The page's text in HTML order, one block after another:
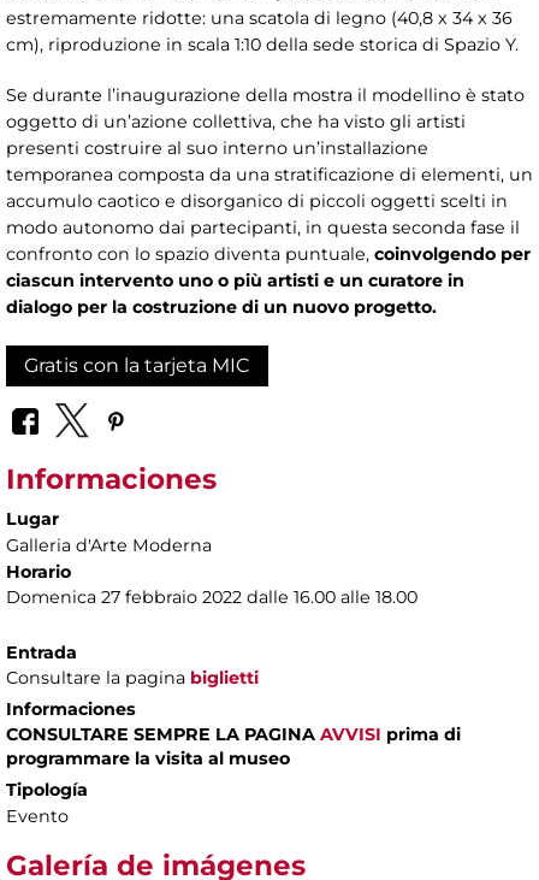
estremamente ridotte: una scatola di legno (40,8 x 34 x 36
cm), riproduzione in scala 1:10 della sede storica di Spazio Y.
Se durante l’inaugurazione della mostra il modellino è stato
oggetto di un’azione collettiva, che ha visto gli artisti
presenti costruire al suo interno un’installazione
temporanea composta da una stratificazione di elementi, un
accumulo caotico e disorganico di piccoli oggetti scelti in
modo autonomo dai partecipanti, in questa seconda fase il
confronto con lo spazio diventa puntuale, coinvolgendo per
ciascun intervento uno o più artisti e un curatore in
dialogo per la costruzione di un nuovo progetto.
Gratis con la tarjeta MIC
Informaciones
Lugar
Galleria d'Arte Moderna
Horario
Domenica 27 febbraio 2022 dalle 16.00 alle 18.00
Entrada
Consultare la pagina biglietti
Informaciones
CONSULTARE SEMPRE LA PAGINA AVVISI prima di
programmare la visita al museo
Tipología
Evento
Galería de imágenes